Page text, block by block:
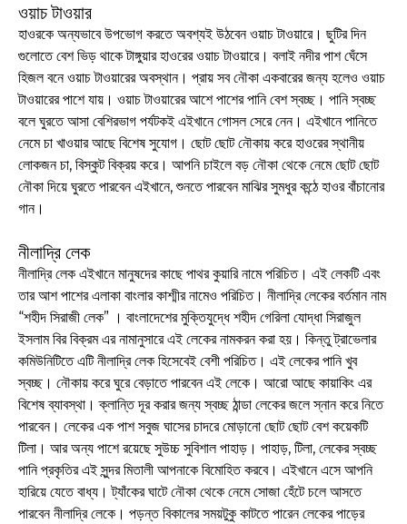
ওয়াচ টাওয়ার
হাওরকে অন্যভাবে উপভোগ করতে অবশ্যই উঠবেন ওয়াচ টাওয়ারে। ছুটির দিন
গুলোতে বেশ ভিড় থাকে টাঙ্গুয়ার হাওরের ওয়াচ টাওয়ারে। বলাই নদীর পাশ ঘেঁসে
হিজল বনে ওয়াচ টাওয়ারের অবস্থান। প্রায় সব নৌকা একবারের জন্য হলেও ওয়াচ
টাওয়ারের পাশে যায়। ওয়াচ টাওয়ারের আশে পাশের পানি বেশ স্বচ্ছ। পানি স্বচ্ছ
বলে ঘুরতে আসা বেশিরভাগ পর্যটকই এইখানে গোসল সেরে নেন। এইখানে পানিতে
নেমে চা খাওয়ার আছে বিশেষ সুযোগ। ছোট ছোট নৌকায় করে হাওরের স্থানীয়
লোকজন চা, বিস্কুট বিক্রয় করে। আপনি চাইলে বড় নৌকা থেকে নেমে ছোট ছোট
নৌকা দিয়ে ঘুরতে পারবেন এইখানে, শুনতে পারবেন মাঝির সুমধুর কন্ঠে হাওর বাঁচানোর
গান।
নীলাদ্রি লেক
নীলাদ্রি লেক এইখানে মানুষদের কাছে পাথর কুয়ারি নামে পরিচিত। এই লেকটি এবং
তার আশ পাশের এলাকা বাংলার কাশ্মীর নামেও পরিচিত। নীলাদ্রি লেকের বর্তমান নাম
“শহীদ সিরাজী লেক” । বাংলাদেশের মুক্তিযুদ্ধে শহীদ গেরিলা যোদ্ধা সিরাজুল
ইসলাম বির বিক্রম এর নামানুসারে এই লেকের নামকরন করা হয়। কিন্তু ট্রাভেলার
কমিউনিটিতে এটি নীলাদ্রি লেক হিসেবেই বেশী পরিচিত। এই লেকের পানি খুব
স্বচ্ছ। নৌকায় করে ঘুরে বেড়াতে পারবেন এই লেকে। আরো আছে কায়াকিং এর
বিশেষ ব্যাবস্থা। ক্লান্তি দূর করার জন্য স্বচ্ছ ঠান্ডা লেকের জলে স্নান করে নিতে
পারবেন। লেকের এক পাশ সবুজ ঘাসের চাদরে মোড়ানো ছোট ছোট বেশ কয়েকটি
টিলা। আর অন্য পাশে রয়েছে সুউচ্চ সুবিশাল পাহাড়। পাহাড়, টিলা, লেকের স্বচ্ছ
পানি প্রকৃতির এই সুন্দর মিতালী আপনাকে বিমোহিত করবে। এইখানে এসে আপনি
হারিয়ে যেতে বাধ্য। ট্যাঁকের ঘাটে নৌকা থেকে নেমে সোজা হেঁটে চলে আসতে
পারবেন নীলাদ্রি লেকে। পড়ন্ত বিকালের সময়টুকু কাটতে পারেন লেকের পাড়ের